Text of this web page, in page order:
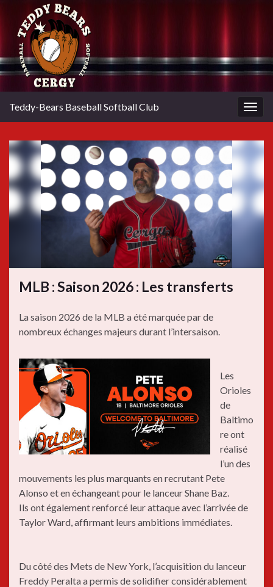
Teddy-Bears Baseball Softball Club
MLB : Saison 2026 : Les transferts
La saison 2026 de la MLB a été marquée par de
nombreux échanges majeurs durant l’intersaison.
Les
Orioles
de
Baltimo
re ont
réalisé
l’un des
mouvements les plus marquants en recrutant Pete
Alonso et en échangeant pour le lanceur Shane Baz.
Ils ont également renforcé leur attaque avec l’arrivée de
Taylor Ward, affirmant leurs ambitions immédiates.
Du côté des Mets de New York, l’acquisition du lanceur
Freddy Peralta a permis de solidifier considérablement